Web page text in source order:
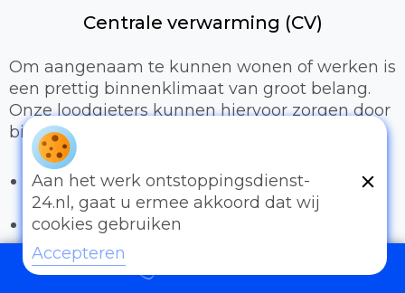
Centrale verwarming (CV)
Om aangenaam te kunnen wonen of werken is
een prettig binnenklimaat van groot belang.
Onze loodgieters kunnen hiervoor zorgen door
bijvoorbeeld:
Het uitbreiden of compleet installeren van
een cv-installatie
Vervangen van radiatoren/radiatorkranen
Vloerverwarming
Sanitair
Aan het werk ontstoppingsdienst-
24.nl, gaat u ermee akkoord dat wij
cookies gebruiken
Accepteren